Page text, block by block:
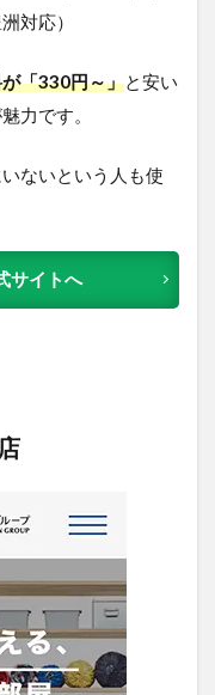
対応）
「330円～」と安い
力です。
ないという人も使
サイトへ